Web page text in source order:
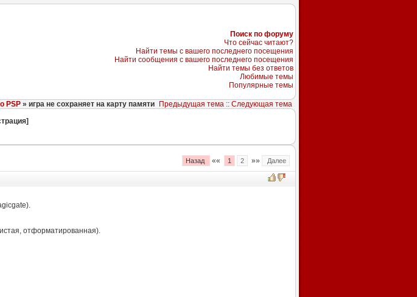
Поиск по форуму
Что сейчас читают?
Найти темы с вашего последнего посещения
Найти сообщения с вашего последнего посещения
Найти темы без ответов
Любимые темы
Популярные темы
PSP» игра не сохраняет на карту памяти Предыдущая тема:: Следующая тема
Назад «« 1 2 »» Далее
отформатированная).